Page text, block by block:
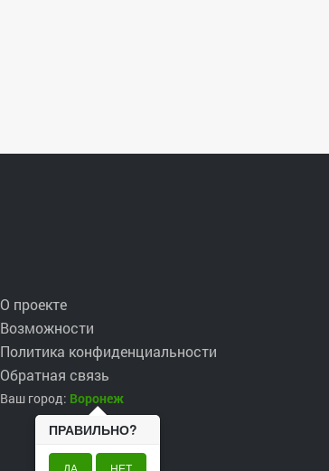
О проекте
Возможности
Политика конфиденциальности
Обратная связь
Ваш город: Воронеж
ПРАВИЛЬНО?
ДА НЕТ